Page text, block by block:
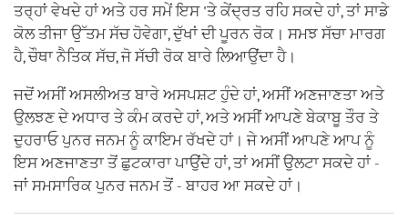
ਤਰ੍ਹਾਂ ਵੇਖਦੇ ਹਾਂ ਅਤੇ ਹਰ ਸਮੇਂ ਇਸ 'ਤੇ ਕੇਂਦ੍ਰਤ ਰਹਿ ਸਕਦੇ ਹਾਂ, ਤਾਂ ਸਾਡੇ
ਕੋਲ ਤੀਜਾ ਉੱਤਮ ਸੱਚ ਹੋਵੇਗਾ, ਦੁੱਖਾਂ ਦੀ ਪੂਰਨ ਰੋਕ। ਸਮਝ ਸੱਚਾ ਮਾਰਗ
ਹੈ, ਚੌਥਾ ਨੈਤਿਕ ਸੱਚ, ਜੋ ਸੱਚੀ ਰੋਕ ਬਾਰੇ ਲਿਆਉਂਦਾ ਹੈ।
ਜਦੋਂ ਅਸੀਂ ਅਸਲੀਅਤ ਬਾਰੇ ਅਸਪਸ਼ਟ ਹੁੰਦੇ ਹਾਂ, ਅਸੀਂ ਅਣਜਾਣਤਾ ਅਤੇ
ਉਲਝਣ ਦੇ ਅਧਾਰ ਤੇ ਕੰਮ ਕਰਦੇ ਹਾਂ, ਅਤੇ ਅਸੀਂ ਆਪਣੇ ਬੇਕਾਬੂ ਤੌਰ ਤੇ
ਦੁਹਰਾਓ ਪੁਨਰ ਜਨਮ ਨੂੰ ਕਾਇਮ ਰੱਖਦੇ ਹਾਂ। ਜੇ ਅਸੀਂ ਆਪਣੇ ਆਪ ਨੂੰ
ਇਸ ਅਣਜਾਣਤਾ ਤੋਂ ਛੁਟਕਾਰਾ ਪਾਉਂਦੇ ਹਾਂ, ਤਾਂ ਅਸੀਂ ਉਲਟਾ ਸਕਦੇ ਹਾਂ -
ਜਾਂ ਸਮਸਾਰਿਕ ਪੁਨਰ ਜਨਮ ਤੋਂ - ਬਾਹਰ ਆ ਸਕਦੇ ਹਾਂ।